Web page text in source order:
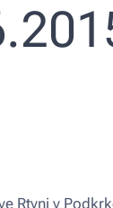
Rtyni v